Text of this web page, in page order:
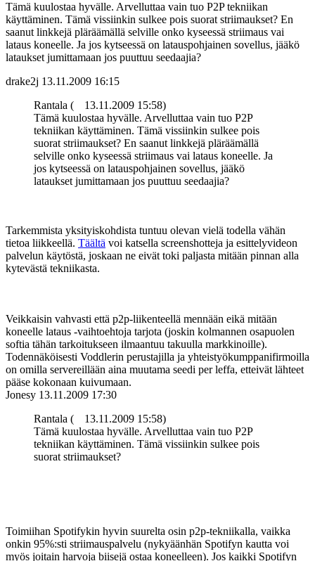
Tämä kuulostaa hyvälle. Arvelluttaa vain tuo P2P tekniikan
käyttäminen. Tämä vissiinkin sulkee pois suorat striimaukset? En
saanut linkkejä pläräämällä selville onko kyseessä striimaus vai
lataus koneelle. Ja jos kytseessä on latauspohjainen sovellus, jääkö
lataukset jumittamaan jos puuttuu seedaajia?
drake2j 13.11.2009 16:15
Rantala (
13.11.2009 15:58)
Tämä kuulostaa hyvälle. Arvelluttaa vain tuo P2P
tekniikan käyttäminen. Tämä vissiinkin sulkee pois
suorat striimaukset? En saanut linkkejä pläräämällä
selville onko kyseessä striimaus vai lataus koneelle. Ja
jos kytseessä on latauspohjainen sovellus, jääkö
lataukset jumittamaan jos puuttuu seedaajia?
Tarkemmista yksityiskohdista tuntuu olevan vielä todella vähän
tietoa liikkeellä. Täältä voi katsella screenshotteja ja esittelyvideon
palvelun käytöstä, joskaan ne eivät toki paljasta mitään pinnan alla
kytevästä tekniikasta.
Veikkaisin vahvasti että p2p-liikenteellä mennään eikä mitään
koneelle lataus ‑vaihtoehtoja tarjota (joskin kolmannen osapuolen
softia tähän tarkoitukseen ilmaantuu takuulla markkinoille).
Todennäköisesti Voddlerin perustajilla ja yhteistyökumppanifirmoilla
on omilla servereillään aina muutama seedi per leffa, etteivät lähteet
pääse kokonaan kuivumaan.
Jonesy 13.11.2009 17:30
Rantala (
13.11.2009 15:58)
Tämä kuulostaa hyvälle. Arvelluttaa vain tuo P2P
tekniikan käyttäminen. Tämä vissiinkin sulkee pois
suorat striimaukset?
Toimiihan Spotifykin hyvin suurelta osin p2p-tekniikalla, vaikka
onkin 95%:sti striimauspalvelu (nykyäänhän Spotifyn kautta voi
myös joitain harvoja biisejä ostaa koneelleen). Jos kaikki Spotifyn